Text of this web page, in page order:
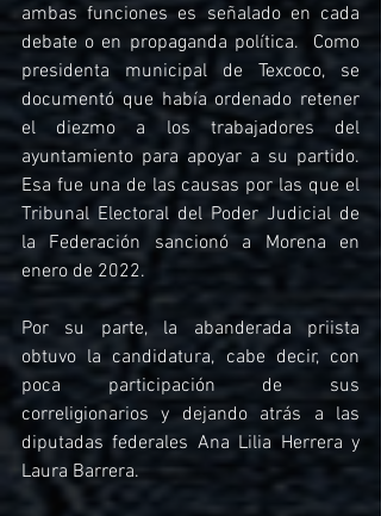
ambas funciones es señalado en cada
debate o en propaganda política.  Como
presidenta municipal de Texcoco, se
documentó que había ordenado retener
el diezmo a los trabajadores del
ayuntamiento para apoyar a su partido.
Esa fue una de las causas por las que el
Tribunal Electoral del Poder Judicial de
la Federación sancionó a Morena en
enero de 2022.
Por su parte, la abanderada priista
obtuvo la candidatura, cabe decir, con
poca participación de sus
correligionarios y dejando atrás a las
diputadas federales Ana Lilia Herrera y
Laura Barrera.